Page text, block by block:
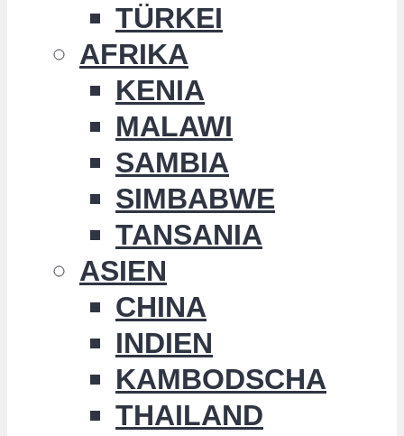
TÜRKEI
AFRIKA
KENIA
MALAWI
SAMBIA
SIMBABWE
TANSANIA
ASIEN
CHINA
INDIEN
KAMBODSCHA
THAILAND